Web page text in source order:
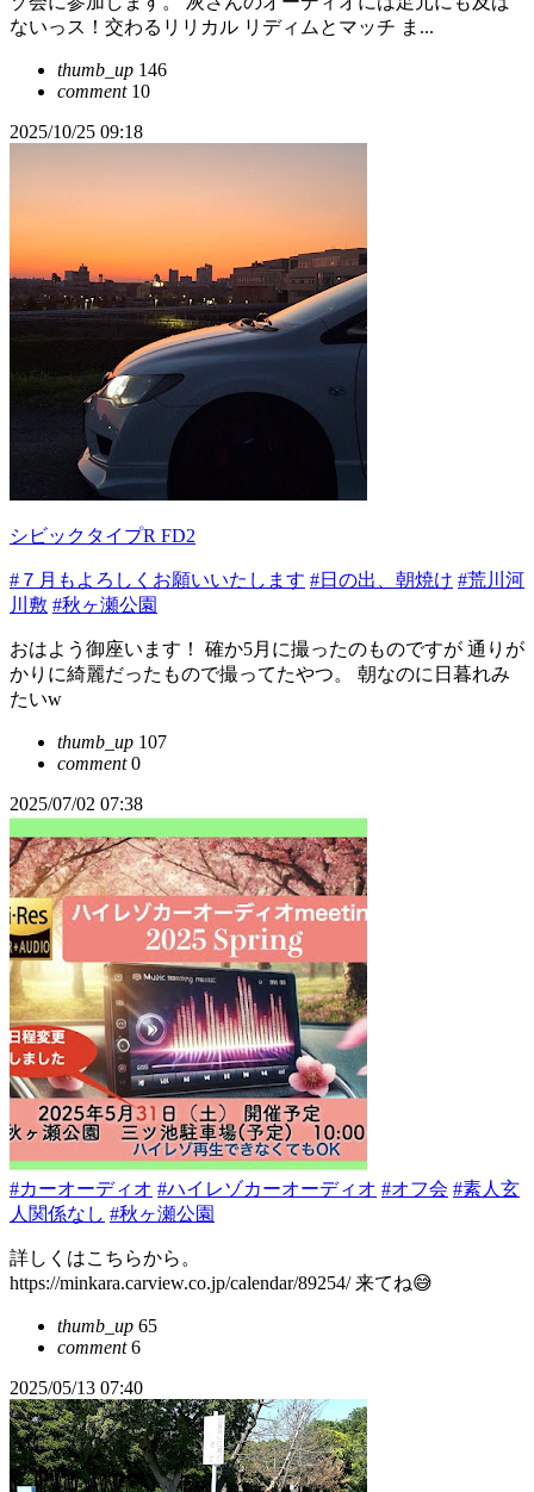
ないっス！交わるリリカル リディムとマッチ ま...
thumb_up 146
comment10
2025/10/25 09:18
シビックタイプR FD2
#７月もよろしくお願いいたします #日の出、朝焼け #荒川河
川敷 #秋ヶ瀬公園
おはよう御座います！ 確か5月に撮ったのものですが 通りが
かりに綺麗だったもので撮ってたやつ。 朝なのに日暮れみ
たいw
thumb_up 107
comment0
2025/07/02 07:38
#カーオーディオ #ハイレゾカーオーディオ #オフ会 #素人玄
人関係なし #秋ヶ瀬公園
詳しくはこちらから。
https://minkara.carview.co.jp/calendar/89254/ 来てね😅
thumb_up 65
comment6
2025/05/13 07:40